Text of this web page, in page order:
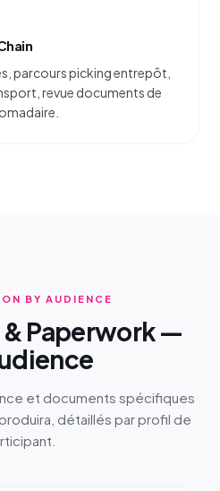
parcours picking entrepôt,
revue documents de
BY AUDIENCE
Paperwork —
et documents spécifiques
détaillés par profil de